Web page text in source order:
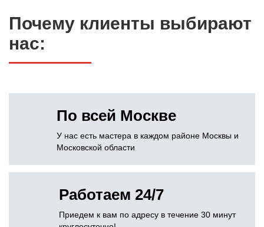
Почему клиенты выбирают
нас:
По всей Москве
У нас есть мастера в каждом районе Москвы и
Московской области
Работаем 24/7
Приедем к вам по адресу в течение 30 минут